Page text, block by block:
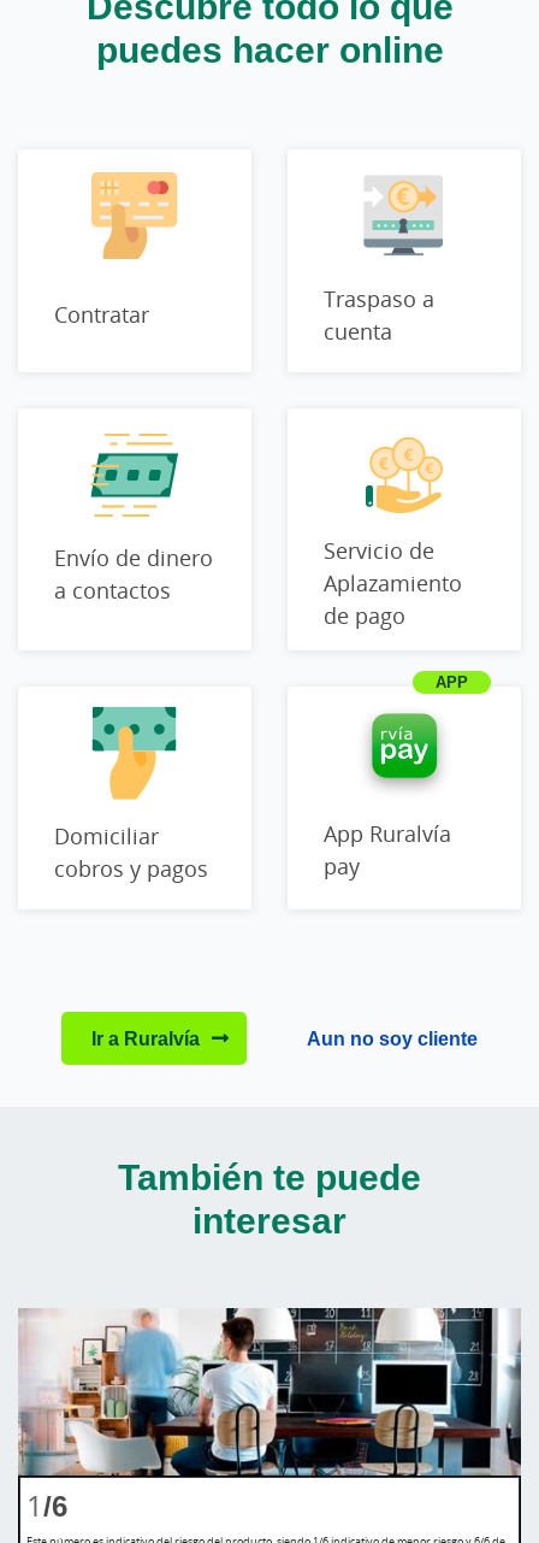
puedes hacer online
Contratar
Traspaso a
cuenta
Envío de dinero
a contactos
Servicio de
Aplazamiento
de pago
Domiciliar
cobros y pagos
App Ruralvía
pay
Ir a Ruralvía Aun no soy cliente
También te puede
interesar
1/6